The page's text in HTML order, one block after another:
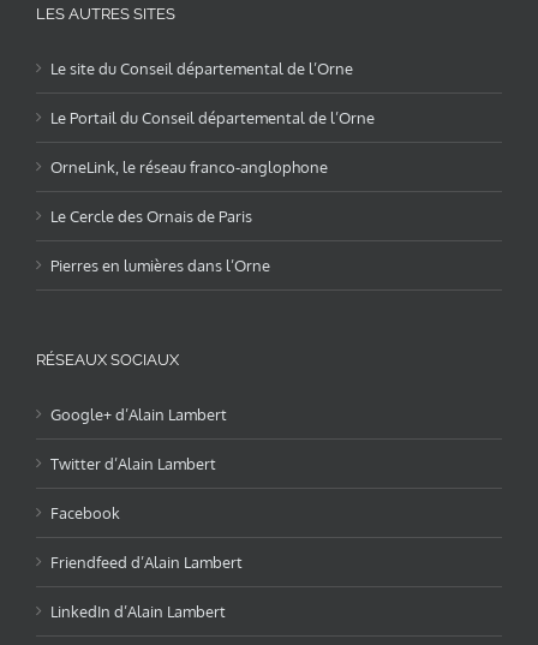
LES AUTRES SITES
Le site du Conseil départemental de l’Orne
Le Portail du Conseil départemental de l’Orne
OrneLink, le réseau franco-anglophone
Le Cercle des Ornais de Paris
Pierres en lumières dans l’Orne
RÉSEAUX SOCIAUX
Google+ d’Alain Lambert
Twitter d’Alain Lambert
Facebook
Friendfeed d’Alain Lambert
LinkedIn d’Alain Lambert